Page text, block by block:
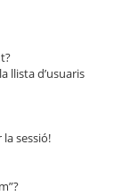
llista d’usuaris
sessió!